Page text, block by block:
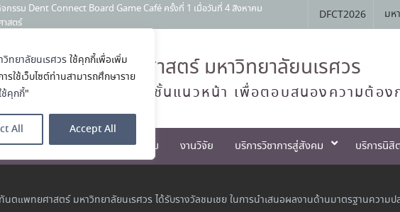
ทยาลัยนเรศวร ใช้คุกกี้เพื่อเพิ่ม
ใช้เว็บไซต์ท่านสามารถศึกษาราย
ช้คุกกี้"
All Accept All
าวิทยาลัยนเรศวร ร่วมออกบูธประชาสัมพันธ์ หลักสูตรทันตแพทยศาสตรบัณฑิต
ตรผู้ช่วยทันตแพทย์ ในโครงการ Open House 2026 กิจกรรม NU Explore:
ตร์ มหาวิทยาลัยนเรศวร เรื่อง ผู้ผ่านการสอบแข่งขันเข้าเป็นพนักงานราชการ
บัติงานทันตกรรม
DFCT2026 มห
คณะทันตแพทยศาสตร์ มหาวิทยาลัยนเรศวร
โรงเรียนทันตแพทย์ชั้นแนวหน้า เพื่อตอบสนองความต้อง
ลักสูตร โรงพยาบาลทันตกรรม งานวิจัย บริการวิชาการสู่สังคม บริการนิสิ
แพทยศาสตร์ มหาวิทยาลัยนเรศวร ได้รับรางวัลชมเชย ในการนำเสนอผลงานด้านมาตรฐานควา